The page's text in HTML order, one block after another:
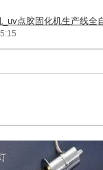
_uv点胶固化机生产线全